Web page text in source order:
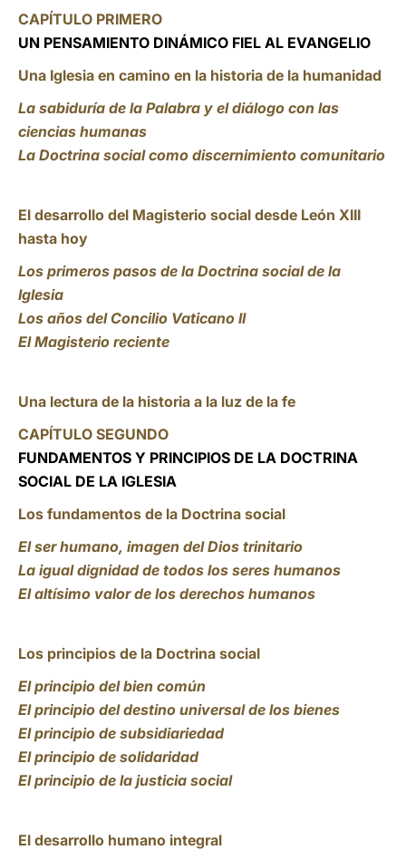
CAPÍTULO PRIMERO
UN PENSAMIENTO DINÁMICO FIEL AL EVANGELIO
Una Iglesia en camino en la historia de la humanidad
La sabiduría de la Palabra y el diálogo con las
ciencias humanas
La Doctrina social como discernimiento comunitario
El desarrollo del Magisterio social desde León XIII
hasta hoy
Los primeros pasos de la Doctrina social de la
Iglesia
Los años del Concilio Vaticano II
El Magisterio reciente
Una lectura de la historia a la luz de la fe
CAPÍTULO SEGUNDO
FUNDAMENTOS Y PRINCIPIOS DE LA DOCTRINA
SOCIAL DE LA IGLESIA
Los fundamentos de la Doctrina social
El ser humano, imagen del Dios trinitario
La igual dignidad de todos los seres humanos
El altísimo valor de los derechos humanos
Los principios de la Doctrina social
El principio del bien común
El principio del destino universal de los bienes
El principio de subsidiariedad
El principio de solidaridad
El principio de la justicia social
El desarrollo humano integral